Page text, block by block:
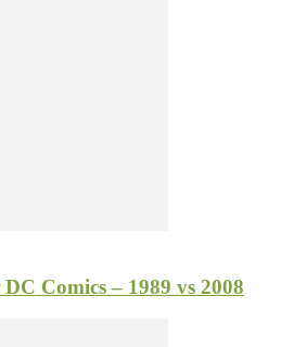
Comics – 1989 vs 2008